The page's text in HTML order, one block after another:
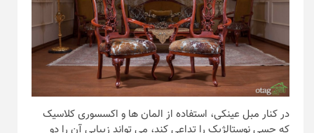
در کنار مبل عینکی، استفاده از المان ها و اکسسوری کلاسیک
که حسی نوستالژیک را تداعی کند، می تواند زیبایی آن را دو